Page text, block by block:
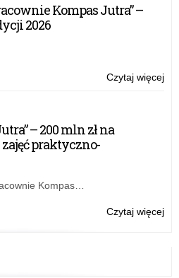
Kompas Jutra” –
2026
Czytaj więcejo:
20
– 200 mln zł na
praktyczno-
Kompas…
Czytaj więcejo: